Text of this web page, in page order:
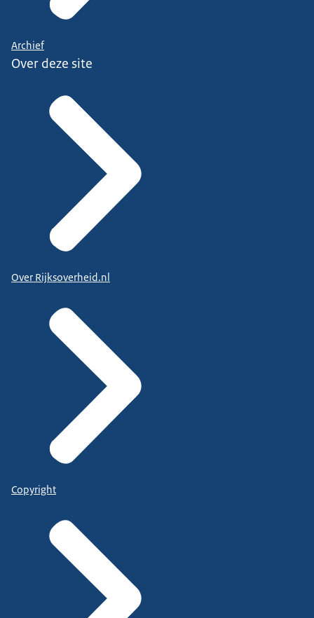
Archief
Over deze site
Over Rijksoverheid.nl
Copyright